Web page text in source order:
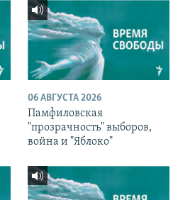
06 АВГУСТА 2026
Памфиловская
"прозрачность" выборов,
война и "Яблоко"